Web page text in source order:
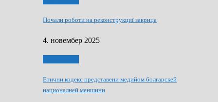
Почали роботи на реконструкциї закрица
4. новембер 2025
Етични кодекс представени медийом болгарскей
националней меншини